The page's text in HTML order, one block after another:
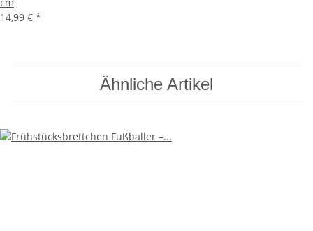
14,99 € *
Ähnliche Artikel